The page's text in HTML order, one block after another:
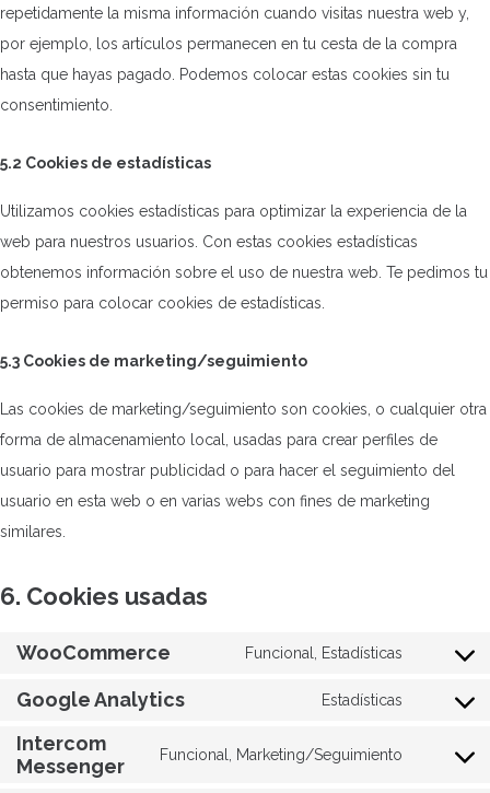
repetidamente la misma información cuando visitas nuestra web y,
por ejemplo, los artículos permanecen en tu cesta de la compra
hasta que hayas pagado. Podemos colocar estas cookies sin tu
consentimiento.
5.2 Cookies de estadísticas
Utilizamos cookies estadísticas para optimizar la experiencia de la
web para nuestros usuarios. Con estas cookies estadísticas
obtenemos información sobre el uso de nuestra web. Te pedimos tu
permiso para colocar cookies de estadísticas.
5.3 Cookies de marketing/seguimiento
Las cookies de marketing/seguimiento son cookies, o cualquier otra
forma de almacenamiento local, usadas para crear perfiles de
usuario para mostrar publicidad o para hacer el seguimiento del
usuario en esta web o en varias webs con fines de marketing
similares.
6. Cookies usadas
WooCommerce
Funcional, Estadísticas
Consent
Google Analytics
Estadísticas
Consent
Intercom
Messenger
Funcional, Marketing/Seguimiento
Consent